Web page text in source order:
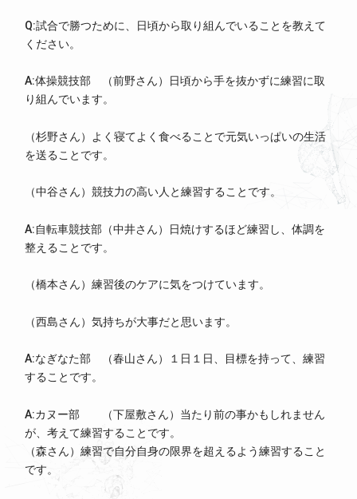
Q:試合で勝つために、日頃から取り組んでいることを教えて
ください。
A:体操競技部 （前野さん）日頃から手を抜かずに練習に取
り組んでいます。
（杉野さん）よく寝てよく食べることで元気いっぱいの生活
を送ることです。
（中谷さん）競技力の高い人と練習することです。
A:自転車競技部（中井さん）日焼けするほど練習し、体調を
整えることです。
（橋本さん）練習後のケアに気をつけています。
（西島さん）気持ちが大事だと思います。
A:なぎなた部 （春山さん）１日１日、目標を持って、練習
することです。
A:カヌー部 （下屋敷さん）当たり前の事かもしれません
が、考えて練習することです。
（森さん）練習で自分自身の限界を超えるよう練習すること
です。